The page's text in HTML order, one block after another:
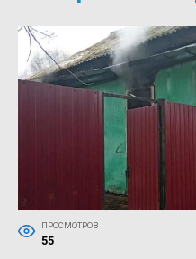
ПРОСМОТРОВ
55